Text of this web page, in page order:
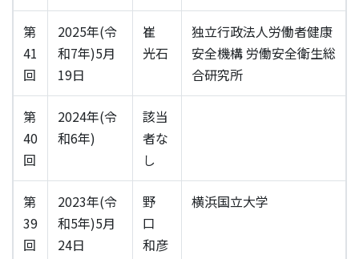
第
41
回
2025年(令
和7年)5月
19日
崔
光石
独立行政法人労働者健康
安全機構 労働安全衛生総
合研究所
第
40
回
2024年(令
和6年)
該当
者な
し
第
39
回
2023年(令
和5年)5月
24日
野
口
和彦
横浜国立大学